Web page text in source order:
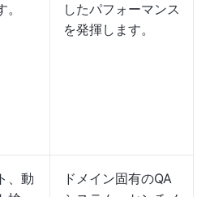
したパフォーマンス
を発揮します。
、動
ドメイン固有のQA